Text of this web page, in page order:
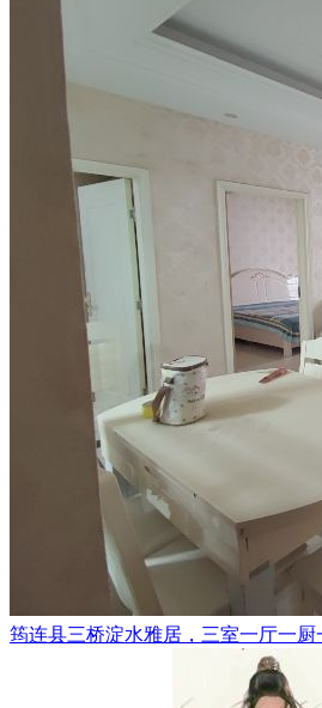
筠连县三桥淀水雅居，三室一厅一